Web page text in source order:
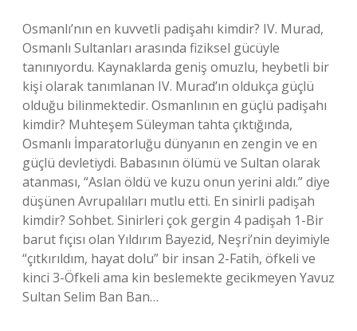
Osmanlı’nın en kuvvetli padişahı kimdir? IV. Murad,
Osmanlı Sultanları arasında fiziksel gücüyle
tanınıyordu. Kaynaklarda geniş omuzlu, heybetli bir
kişi olarak tanımlanan IV. Murad’ın oldukça güçlü
olduğu bilinmektedir. Osmanlının en güçlü padişahı
kimdir? Muhteşem Süleyman tahta çıktığında,
Osmanlı İmparatorluğu dünyanın en zengin ve en
güçlü devletiydi. Babasının ölümü ve Sultan olarak
atanması, “Aslan öldü ve kuzu onun yerini aldı.” diye
düşünen Avrupalıları mutlu etti. En sinirli padişah
kimdir? Sohbet. Sinirleri çok gergin 4 padişah 1-Bir
barut fıçısı olan Yıldırım Bayezid, Neşri’nin deyimiyle
“çıtkırıldım, hayat dolu” bir insan 2-Fatih, öfkeli ve
kinci 3-Öfkeli ama kin beslemekte gecikmeyen Yavuz
Sultan Selim Ban Ban…